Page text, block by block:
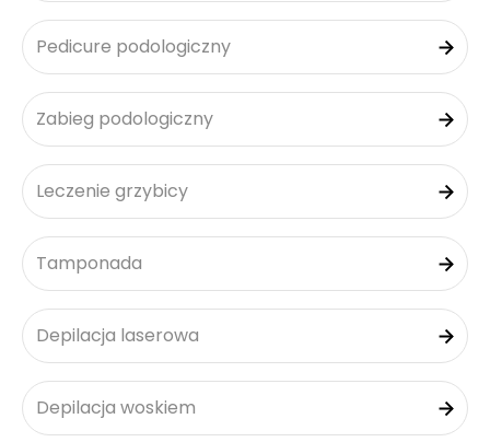
Pedicure podologiczny
Zabieg podologiczny
Leczenie grzybicy
Tamponada
Depilacja laserowa
Depilacja woskiem